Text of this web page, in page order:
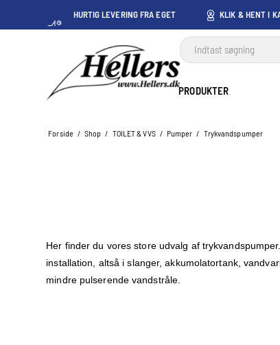
HURTIG LEVERING FRA EGET KLIK & HENT I
PRODUKTER
Forside / Shop / TOILET & VVS / Pumper / Trykvandspumper
Her finder du vores store udvalg af
installation, altså i slanger, akkumolatortank,
mindre pulserende vandstråle.